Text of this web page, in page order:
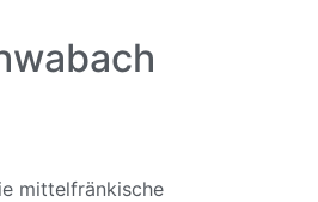
mittelfränkische